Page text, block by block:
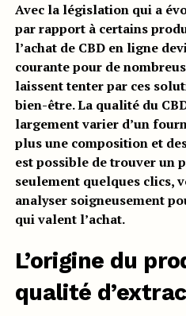
Avec la législation qui a
par rapport à certains
l’achat de CBD en ligne
courante pour de
laissent tenter par ces
bien-être. La qualité du
largement varier d’un
plus une composition et
est possible de trouver un
seulement quelques clics,
analyser soigneusement
qui valent l’achat.
L’origine du
qualité